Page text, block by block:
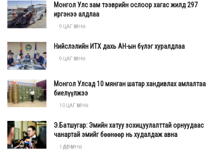
Монгол Улс зам тээврийн ослоор хагас жилд 297
иргэнээ алдлаа
9 ЦАГ ӨМНӨ
Нийслэлийн ИТХ дахь АН-ын бүлэг хуралдлаа
9 ЦАГ ӨМНӨ
Монгол Улсад 10 мянган шатар хандивлах амлалтаа
биелүүлжээ
10 ЦАГ ӨМНӨ
Э.Батшугар: Эмийн хатуу зохицуулалттай орнуудаас
чанартай эмийг бөөнөөр нь худалдаж авна
1 ӨДӨР ӨМНӨ